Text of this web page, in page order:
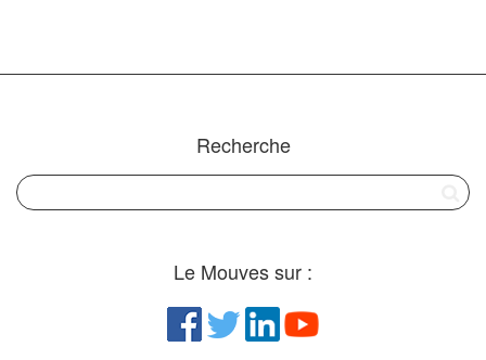
Recherche
Le Mouves sur :